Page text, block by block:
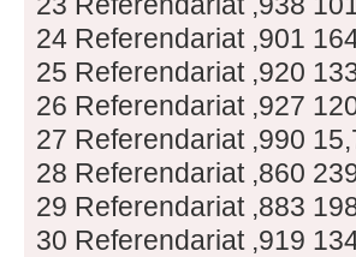
24 Referendariat ,901
25 Referendariat ,920
26 Referendariat ,927
27 Referendariat ,990
28 Referendariat ,860
29 Referendariat ,883
30 Referendariat ,919